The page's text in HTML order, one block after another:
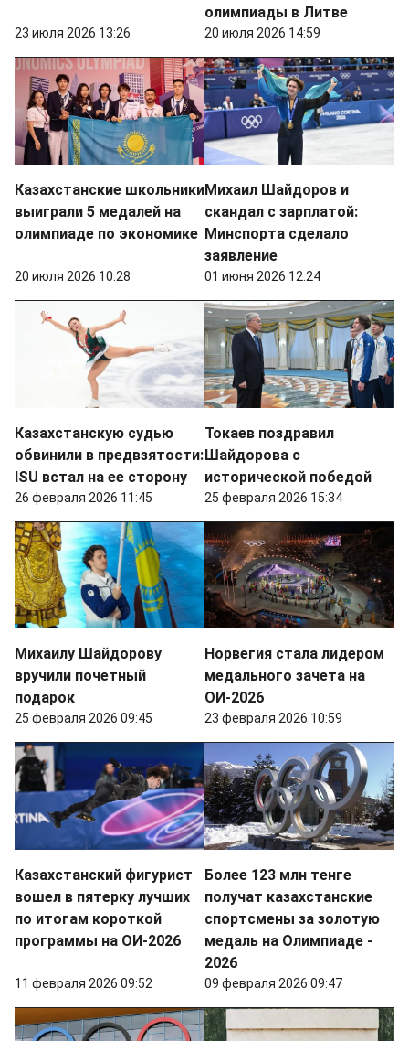
23 июля 2026 13:26
олимпиады в Литве
20 июля 2026 14:59
Казахстанские школьники
выиграли 5 медалей на
олимпиаде по экономике
20 июля 2026 10:28
Михаил Шайдоров и
скандал с зарплатой:
Минспорта сделало
заявление
01 июня 2026 12:24
Казахстанскую судью
обвинили в предвзятости:
ISU встал на ее сторону
26 февраля 2026 11:45
Токаев поздравил
Шайдорова с
исторической победой
25 февраля 2026 15:34
Михаилу Шайдорову
вручили почетный
подарок
25 февраля 2026 09:45
Норвегия стала лидером
медального зачета на
ОИ-2026
23 февраля 2026 10:59
Казахстанский фигурист
вошел в пятерку лучших
по итогам короткой
программы на ОИ-2026
11 февраля 2026 09:52
Более 123 млн тенге
получат казахстанские
спортсмены за золотую
медаль на Олимпиаде -
2026
09 февраля 2026 09:47